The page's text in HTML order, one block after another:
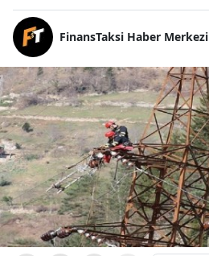
FinansTaksi Haber Merkezi